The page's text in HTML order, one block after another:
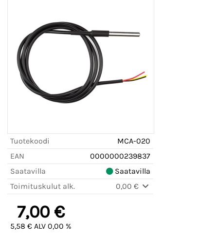
Tuotekoodi
MCA-020
EAN
0000000239837
Saatavilla
Saatavilla
Toimituskulut alk.
0,00 €
7,00 €
5,58 € ALV 0,00 %